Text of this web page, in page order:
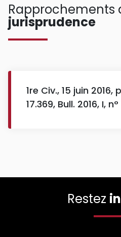
Rapprochements
jurisprudence
1re Civ., 15 juin 2016,
17.369, Bull. 2016, I,
Restez